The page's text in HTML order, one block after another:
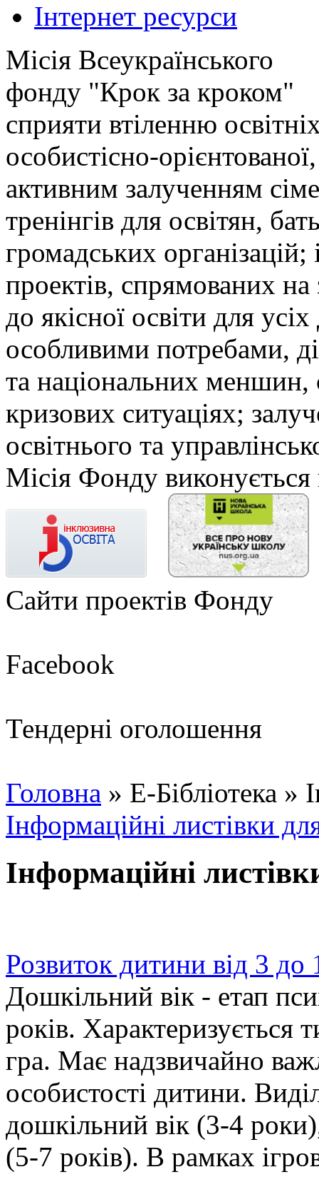
Інтернет ресурси
Місія Всеукраїнського
фонду "Крок за кроком"
сприяти втіленню
особистісно-
активним залученням
тренінгів для освітян,
громадських організацій;
проектів, спрямованих на
до якісної освіти для
особливими потребами,
та національних меншин,
кризових ситуаціях;
освітнього та
Місія Фонду виконується
Сайти проектів Фонду
Facebook
Тендерні оголошення
Головна » Е-Бібліотека »
Інформаційні листівки
Інформаційні
Розвиток дитини від 3 до
Дошкільний вік - етап
років. Характеризується
гра. Має надзвичайно
особистості дитини.
дошкільний вік (3-4
(5-7 років). В рамках